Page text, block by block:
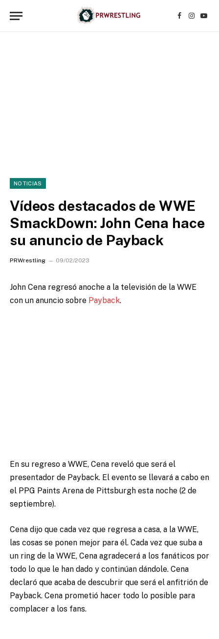
Facebook
NOTICIAS
Vídeos destacados de WWE
SmackDown: John Cena hace
su anuncio de Payback
PRWrestling 09/02/2023
John Cena regresó anoche a la televisión de la WWE
con un anuncio sobre Payback.
En su regreso a WWE, Cena reveló que será el
presentador de Payback. El evento se llevará a cabo en
el PPG Paints Arena de Pittsburgh esta noche (2 de
septiembre).
Cena dijo que cada vez que regresa a casa, a la WWE,
las cosas se ponen mejor para él. Cada vez que suba a
un ring de la WWE, Cena agradecerá a los fanáticos por
todo lo que le han dado y continúan dándole. Cena
declaró que acaba de descubrir que será el anfitrión de
Payback. Cena prometió hacer todo lo posible para
complacer a los fans.